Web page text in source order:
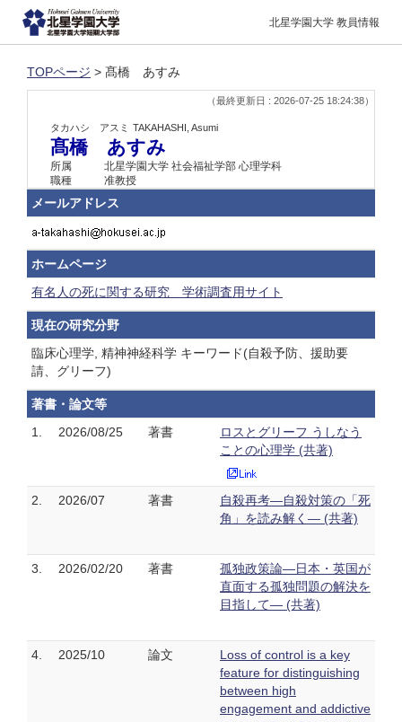
北星学園大学 教員情報
TOPページ > 髙橋 あすみ
（最終更新日 : 2026-07-25 18:24:38）
タカハシ アスミ TAKAHASHI, Asumi
髙橋 あすみ
所属
北星学園大学 社会福祉学部 心理学科
職種
准教授
メールアドレス
ホームページ
有名人の死に関する研究 学術調査用サイト
現在の研究分野
臨床心理学, 精神神経科学 キーワード(自殺予防、援助要
請、グリーフ)
著書・論文等
1.
2026/08/25 著書
ロスとグリーフ うしなう
ことの心理学 (共著)
2. 2026/07 著書
自殺再考―自殺対策の「死
角」を読み解く― (共著)
3. 2026/02/20 著書
孤独政策論―日本・英国が
直面する孤独問題の解決を
目指して― (共著)
4. 2025/10 論文
Loss of control is a key
feature for distinguishing
between high
engagement and addictive